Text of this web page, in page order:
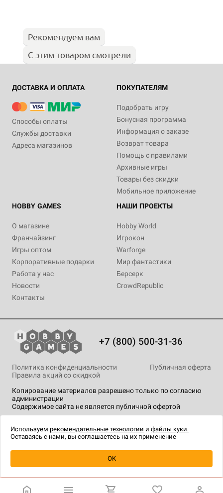
Уведомить о наличии
Рекомендуем вам
С этим товаром смотрели
ДОСТАВКА И ОПЛАТА
Способы оплаты
Службы доставки
Адреса магазинов
ПОКУПАТЕЛЯМ
Подобрать игру
Бонусная программа
Информация о заказе
Возврат товара
Помощь с правилами
Архивные игры
Товары без скидки
Мобильное приложение
HOBBY GAMES
О магазине
Франчайзинг
Игры оптом
Корпоративные подарки
Работа у нас
Новости
Контакты
НАШИ ПРОЕКТЫ
Hobby World
Игрокон
Warforge
Мир фантастики
Берсерк
CrowdRepublic
+7 (800) 500-31-36
Копирование материалов разрешено только по согласию
администрации
Содержимое сайта не является публичной офертой
Политика конфиденциальности
Публичная оферта
Правила акций со скидкой
технологии.
Используем рекомендательные технологии и файлы куки.
Оставаясь с нами, вы соглашаетесь на их применение
OK